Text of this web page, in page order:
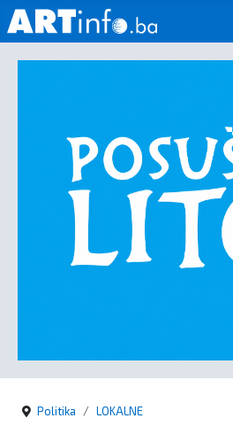
Sport
Kultura
Crna
Politika LOKALNE